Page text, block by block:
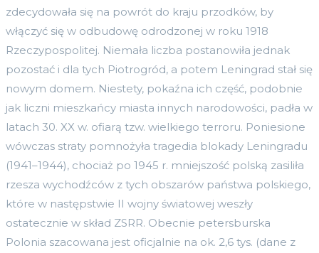
zdecydowała się na powrót do kraju przodków, by
włączyć się w odbudowę odrodzonej w roku 1918
Rzeczypospolitej. Niemała liczba postanowiła jednak
pozostać i dla tych Piotrogród, a potem Leningrad stał się
nowym domem. Niestety, pokaźna ich część, podobnie
jak liczni mieszkańcy miasta innych narodowości, padła w
latach 30. XX w. ofiarą tzw. wielkiego terroru. Poniesione
wówczas straty pomnożyła tragedia blokady Leningradu
(1941–1944), chociaż po 1945 r. mniejszość polską zasiliła
rzesza wychodźców z tych obszarów państwa polskiego,
które w następstwie II wojny światowej weszły
ostatecznie w skład ZSRR. Obecnie petersburska
Polonia szacowana jest oficjalnie na ok. 2,6 tys. (dane z